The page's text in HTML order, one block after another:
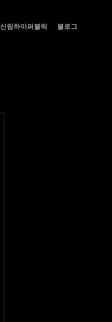
신림하이퍼블릭 블로그